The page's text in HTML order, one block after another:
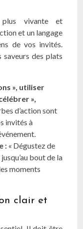
vivante et
et un langage
de vos invités.
saveurs des plats
», utiliser
»,
d’action sont
invités à
: « Dégustez de
bout de la
moments
clair et